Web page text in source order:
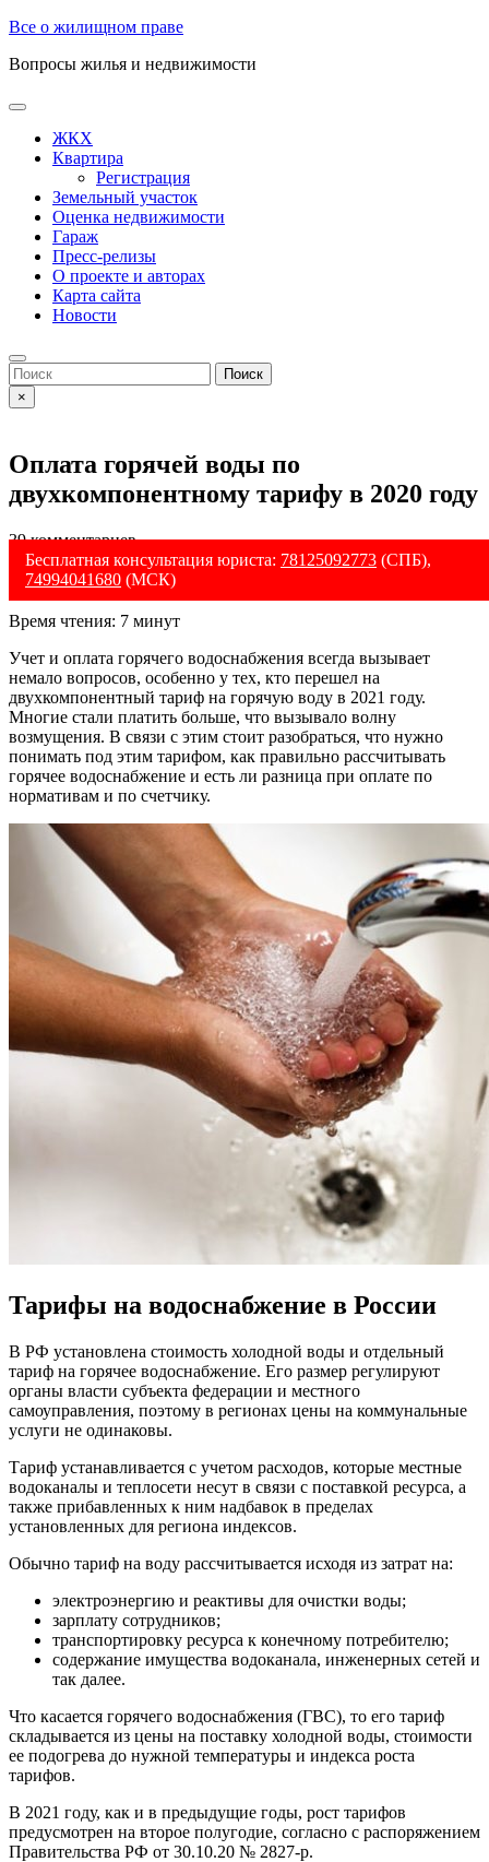
Skip
content
Все о жилищном праве
Вопросы жилья и недвижимости
Open
ButtonЖКХ
Квартира
Регистрация
Земельный участок
Оценка недвижимости
Гараж
Пресс-релизы
О проекте и авторах
Карта сайта
Новости
Close
Button
Search
for:
×
Оплата горячей воды по
двухкомпонентному тарифу в 2020 году
39 комментариев
Бесплатная консультация юриста: 78125092773 (СПБ),
74994041680 (МСК)
Время чтения: 7 минут
Учет и оплата горячего водоснабжения всегда вызывает
немало вопросов, особенно у тех, кто перешел на
двухкомпонентный тариф на горячую воду в 2021 году.
Многие стали платить больше, что вызывало волну
возмущения. В связи с этим стоит разобраться, что нужно
понимать под этим тарифом, как правильно рассчитывать
горячее водоснабжение и есть ли разница при оплате по
нормативам и по счетчику.
Тарифы на водоснабжение в России
В РФ установлена стоимость холодной воды и отдельный
тариф на горячее водоснабжение. Его размер регулируют
органы власти субъекта федерации и местного
самоуправления, поэтому в регионах цены на коммунальные
услуги не одинаковы.
Тариф устанавливается с учетом расходов, которые местные
водоканалы и теплосети несут в связи с поставкой ресурса, а
также прибавленных к ним надбавок в пределах
установленных для региона индексов.
Обычно тариф на воду рассчитывается исходя из затрат на:
электроэнергию и реактивы для очистки воды;
зарплату сотрудников;
транспортировку ресурса к конечному потребителю;
содержание имущества водоканала, инженерных сетей и
так далее.
Что касается горячего водоснабжения (ГВС), то его тариф
складывается из цены на поставку холодной воды, стоимости
ее подогрева до нужной температуры и индекса роста
тарифов.
В 2021 году, как и в предыдущие годы, рост тарифов
предусмотрен на второе полугодие, согласно с распоряжением
Правительства РФ от 30.10.20 № 2827-р.